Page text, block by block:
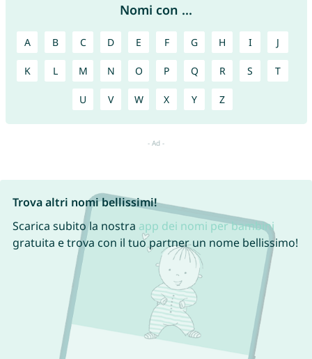
Nomi con ...
A B C D E F G H I J
K L M N O P Q R S T
U V W X Y Z
Trova altri nomi bellissimi!
Scarica subito la nostra app dei nomi per bambini
gratuita e trova con il tuo partner un nome bellissimo!